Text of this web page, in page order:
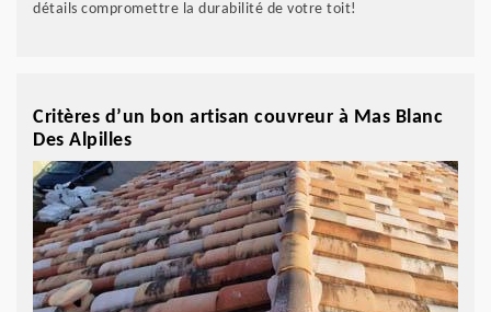
détails compromettre la durabilité de votre toit!
Critères d’un bon artisan couvreur à Mas Blanc
Des Alpilles